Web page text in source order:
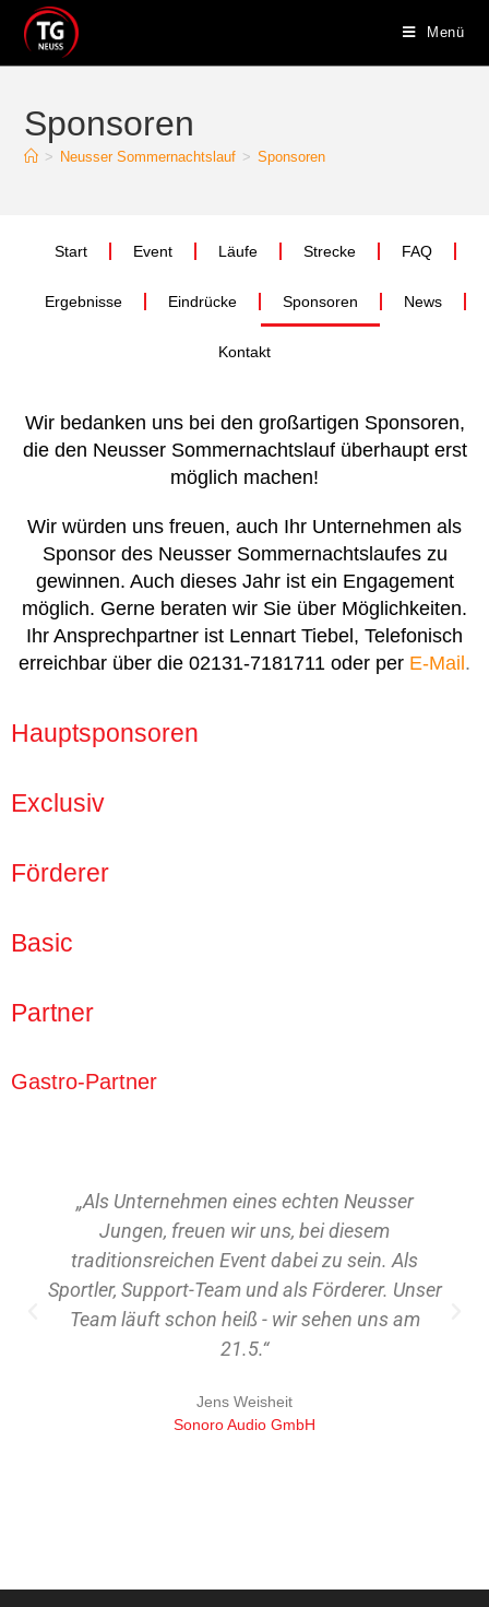
Menü
Sponsoren
> Neusser Sommernachtslauf > Sponsoren
Start Event Läufe Strecke FAQ
Ergebnisse Eindrücke Sponsoren News
Kontakt
Wir bedanken uns bei den großartigen Sponsoren,
die den Neusser Sommernachtslauf überhaupt erst
möglich machen!
Wir würden uns freuen, auch Ihr Unternehmen als
Sponsor des Neusser Sommernachtslaufes zu
gewinnen. Auch dieses Jahr ist ein Engagement
möglich. Gerne beraten wir Sie über Möglichkeiten.
Ihr Ansprechpartner ist Lennart Tiebel, Telefonisch
erreichbar über die 02131-7181711 oder per E-Mail .
Hauptsponsoren
Exclusiv
Förderer
Basic
Partner
Gastro-Partner
„Als Unternehmen eines echten Neusser
Jungen, freuen wir uns, bei diesem
traditionsreichen Event dabei zu sein. Als
Sportler, Support-Team und als Förderer. Unser
Team läuft schon heiß - wir sehen uns am
21.5.“
Jens Weisheit
Sonoro Audio GmbH